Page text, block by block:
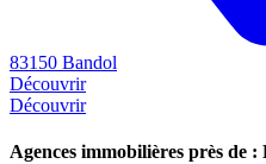
83150 Bandol
Découvrir
Découvrir
Agences immobilières près de :